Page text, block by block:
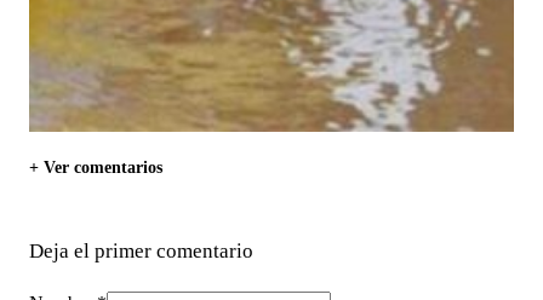
+ Ver comentarios
Deja el primer comentario